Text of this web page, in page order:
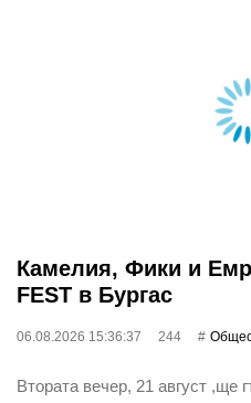
Камелия, Фики и
FEST в Бургас
06.08.2026 15:36:37 244
Втората вечер, 21 август ,ще